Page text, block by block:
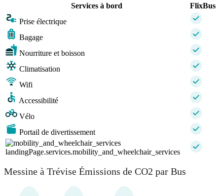
Services à bord
FlixBus
Prise électrique
Bagage
Nourriture et boisson
Climatisation
Wifi
Accessibilité
Vélo
Portail de divertissement
landingPage.services.mobility_and_wheelchair_services
Messine à Trévise Émissions de CO2 par Bus